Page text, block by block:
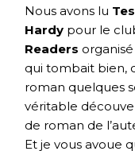
Nous avons lu
Hardy pour le
Readers
qui tombait bien,
roman quelques
véritable
de roman de
Et je vous avoue